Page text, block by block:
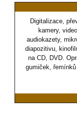
Digitalizace,
kamery,
audiokazety,
diapozitivu,
na CD, DVD.
gumiček,